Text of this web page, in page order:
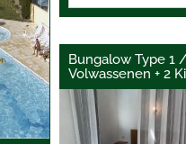
Bungalow Type 1
Volwassenen + 2